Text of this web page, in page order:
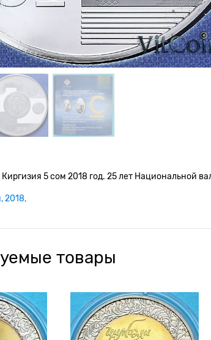
5 сом 2018 год. 25 лет Национальной
2018
товары